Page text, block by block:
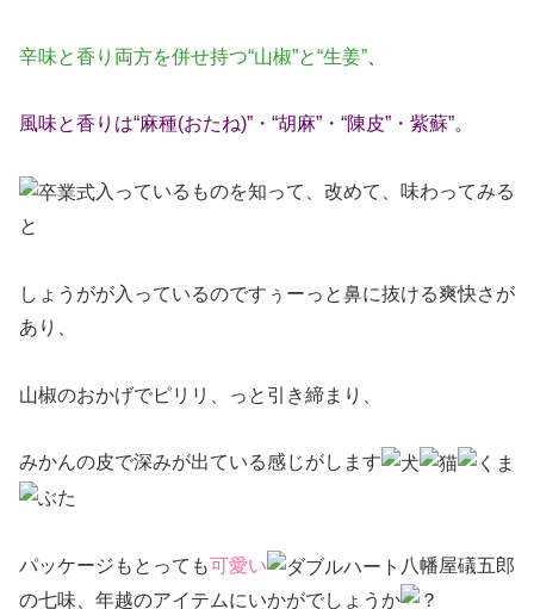
辛味と香り両方を併せ持つ“山椒”と“生姜”
風味と香りは“麻種(おたね)”・“胡麻”・“陳皮”・紫蘇”。
入っているものを知って、改めて、味わってみる
と
しょうがが入っているのですぅーっと鼻に抜ける爽快さが
あり、
山椒のおかげでピリリ、っと引き締まり、
みかんの皮で深みが出ている感じがします
パッケージもとっても可愛い
八幡屋礒五郎
の七味、年越のアイテムにいかがでしょうか